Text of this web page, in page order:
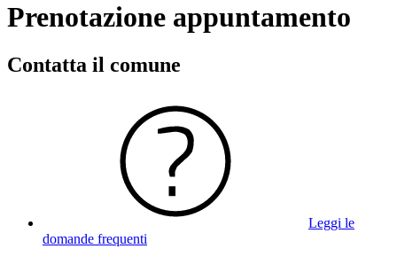
Prenotazione appuntamento
Contatta il comune
Leggi le
domande frequenti